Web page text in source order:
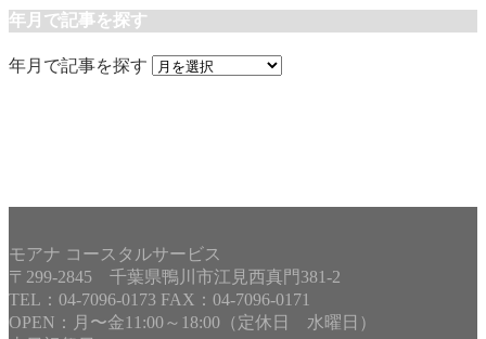
年月で記事を探す
年月で記事を探す
モアナ コースタルサービス
〒299-2845 千葉県鴨川市江見西真門381-2
TEL：04-7096-0173 FAX：04-7096-0171
OPEN：月〜金11:00～18:00（定休日 水曜日）